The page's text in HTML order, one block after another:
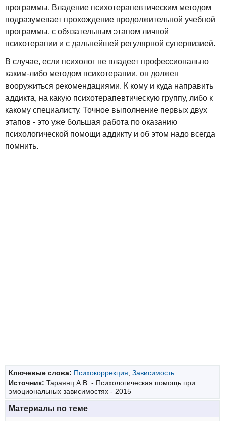
программы. Владение психотерапевтическим методом
подразумевает прохождение продолжительной учебной
программы, с обязательным этапом личной
психотерапии и с дальнейшей регулярной супервизией.
В случае, если психолог не владеет профессионально
каким-либо методом психотерапии, он должен
вооружиться рекомендациями. К кому и куда направить
аддикта, на какую психотерапевтическую группу, либо к
какому специалисту. Точное выполнение первых двух
этапов - это уже большая работа по оказанию
психологической помощи аддикту и об этом надо всегда
помнить.
Ключевые слова: Психокоррекция Зависимость
Источник: Тараянц А.В. - Психологическая помощь при
эмоциональных зависимостях - 2015
Материалы по теме